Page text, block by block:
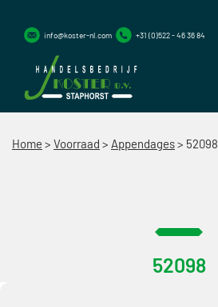
info@koster-nl.com +31 (0)522 - 46 36 84
Home > Voorraad > Appendages> 52098
52098